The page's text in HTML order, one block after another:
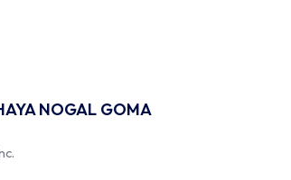
NOGAL GOMA